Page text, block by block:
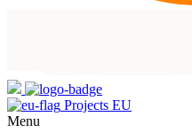
Projects EU
Menu